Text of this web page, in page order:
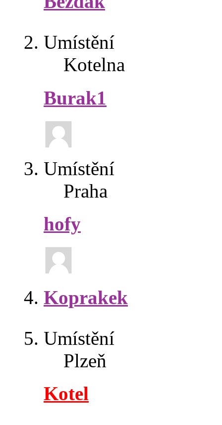
Umístění
Kotelna
Burak1
Umístění
Praha
hofy
Koprakek
Umístění
Plzeň
Kotel